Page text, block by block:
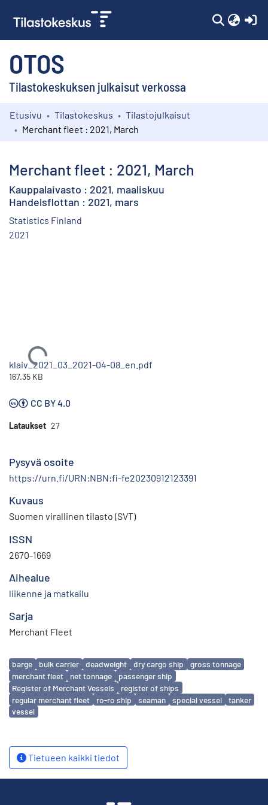
OTOS
Tilastokeskuksen julkaisut verkossa
Kokoelmat
Etusivu Tilastokeskus
Tilastojulkaisut
Merchant fleet : 2021, March
Merchant fleet : 2021, March
Kauppalaivasto : 2021, maaliskuu
Handelsflottan : 2021, mars
Statistics Finland
2021
Ladataan...
klaiv_2021_03_2021-04-08_en.pdf
167.35 KB
CC BY 4.0
Lataukset 27
Pysyvä osoite
https://urn.fi/URN:NBN:fi-fe20230912123391
Kuvaus
Suomen virallinen tilasto (SVT)
ISSN
2670-1669
Aihealue
liikenne ja matkailu
Sarja
Merchant Fleet
Avainsanat
barge bulk carrier deadweight dry cargo ship
gross tonnage
merchant fleet
net tonnage
passenger ship
Register of Merchant Vessels
register of ships
regular merchant fleet
ro-ro ship seaman special vessel
tanker
vessel
Tietueen kaikki tiedot